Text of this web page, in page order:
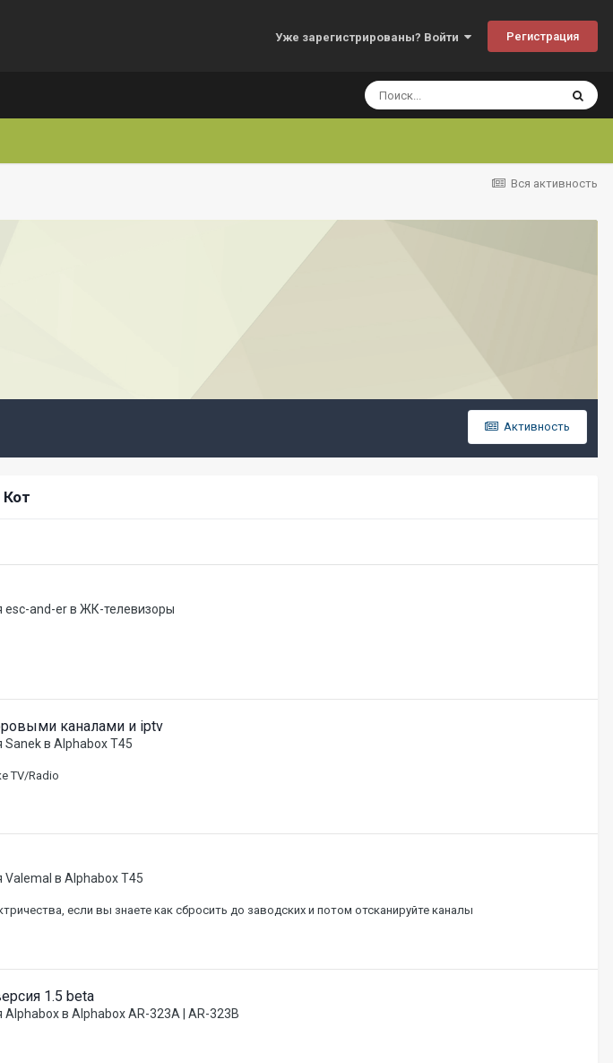
Уже зарегистрированы? Войти Регистрация
Вся активность
Активность
esc-and-erв ЖК-телевизоры
каналами и iptv
Sanekв Alphabox T45
TV/Radio
Valemal в Alphabox T45
если вы знаете как сбросить до заводских и потом отсканируйте каналы
1.5 beta
Alphaboxв Alphabox AR-323A | AR-323B